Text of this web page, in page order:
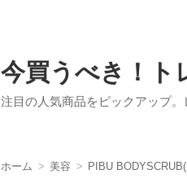
今買うべき！ト
注目の人気商品をピックアップ
ホーム 美容 PIBU